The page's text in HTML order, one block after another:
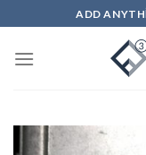
to
content
ADD